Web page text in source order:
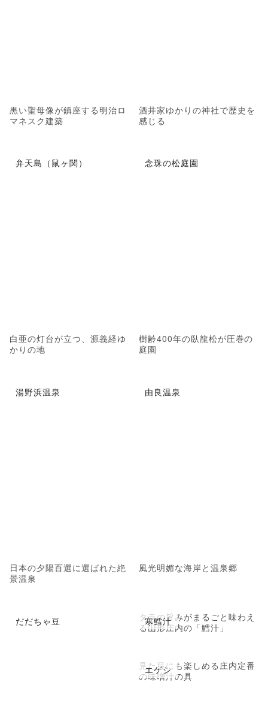
黒い聖母像が鎮座する明治ロ
マネスク建築
酒井家ゆかりの神社で歴史を
感じる
弁天島（鼠ヶ関）
白亜の灯台が立つ、源義経ゆ
かりの地
念珠の松庭園
樹齢400年の臥龍松が圧巻の
庭園
湯野浜温泉
日本の夕陽百選に選ばれた絶
景温泉
由良温泉
風光明媚な海岸と温泉郷
だだちゃ豆 寒鱈汁
タラの旨みがまるごと味わえ
る山形庄内の「鱈汁」
エゲシ
見た目にも楽しめる庄内定番
の味噌汁の具